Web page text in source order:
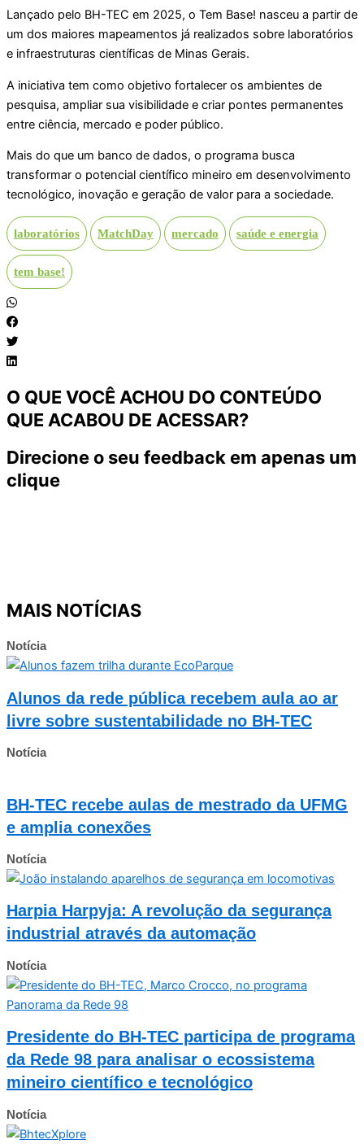
Lançado pelo BH-TEC em 2025, o Tem Base! nasceu a partir de
um dos maiores mapeamentos já realizados sobre laboratórios
e infraestruturas científicas de Minas Gerais.
A iniciativa tem como objetivo fortalecer os ambientes de
pesquisa, ampliar sua visibilidade e criar pontes permanentes
entre ciência, mercado e poder público.
Mais do que um banco de dados, o programa busca
transformar o potencial científico mineiro em desenvolvimento
tecnológico, inovação e geração de valor para a sociedade.
laboratórios MatchDay mercado saúde e energia
tem base!
O QUE VOCÊ ACHOU DO CONTEÚDO
QUE ACABOU DE ACESSAR?
Direcione o seu feedback em apenas um
clique
MAIS NOTÍCIAS
Notícia
Alunos da rede pública recebem aula ao ar
livre sobre sustentabilidade no BH-TEC
Notícia
BH-TEC recebe aulas de mestrado da UFMG
e amplia conexões
Notícia
Harpia Harpyja: A revolução da segurança
industrial através da automação
Notícia
Presidente do BH-TEC participa de programa
da Rede 98 para analisar o ecossistema
mineiro científico e tecnológico
Notícia